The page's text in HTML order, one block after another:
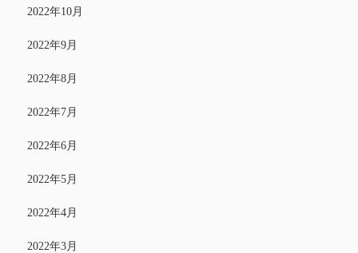
2022年10月
2022年9月
2022年8月
2022年7月
2022年6月
2022年5月
2022年4月
2022年3月